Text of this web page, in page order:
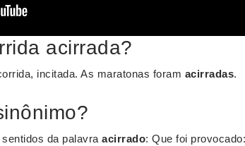
acirrada?
incitada. As maratonas foram acirradas.
sentidos da palavra acirrado: Que foi